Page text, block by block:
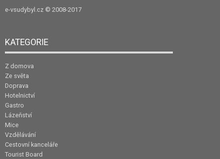
e-vsudybyl.cz © 2008-2017
KATEGORIE
Z domova
Ze světa
Doprava
Hotelnictví
Gastro
Lázeňství
Mice
Vzdělávání
Cestovní kanceláře
Tourist Board